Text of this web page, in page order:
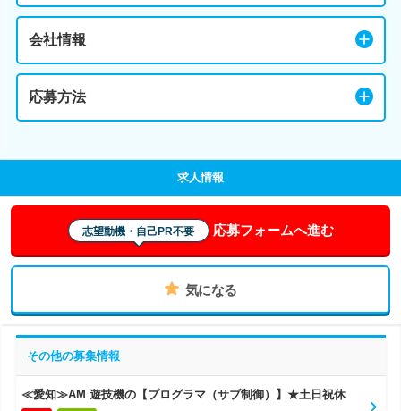
会社情報
応募方法
求人情報
志望動機・自己PR不要 応募フォームへ進む
気になる
その他の募集情報
≪愛知≫AM 遊技機の【プログラマ（サブ制御）】★土日祝休